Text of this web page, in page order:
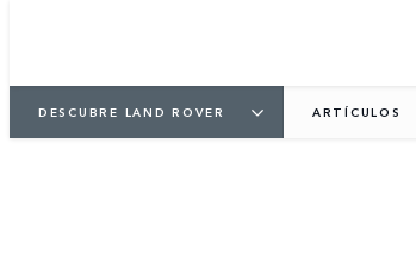
DESCUBRE LAND ROVER ARTÍCULOS